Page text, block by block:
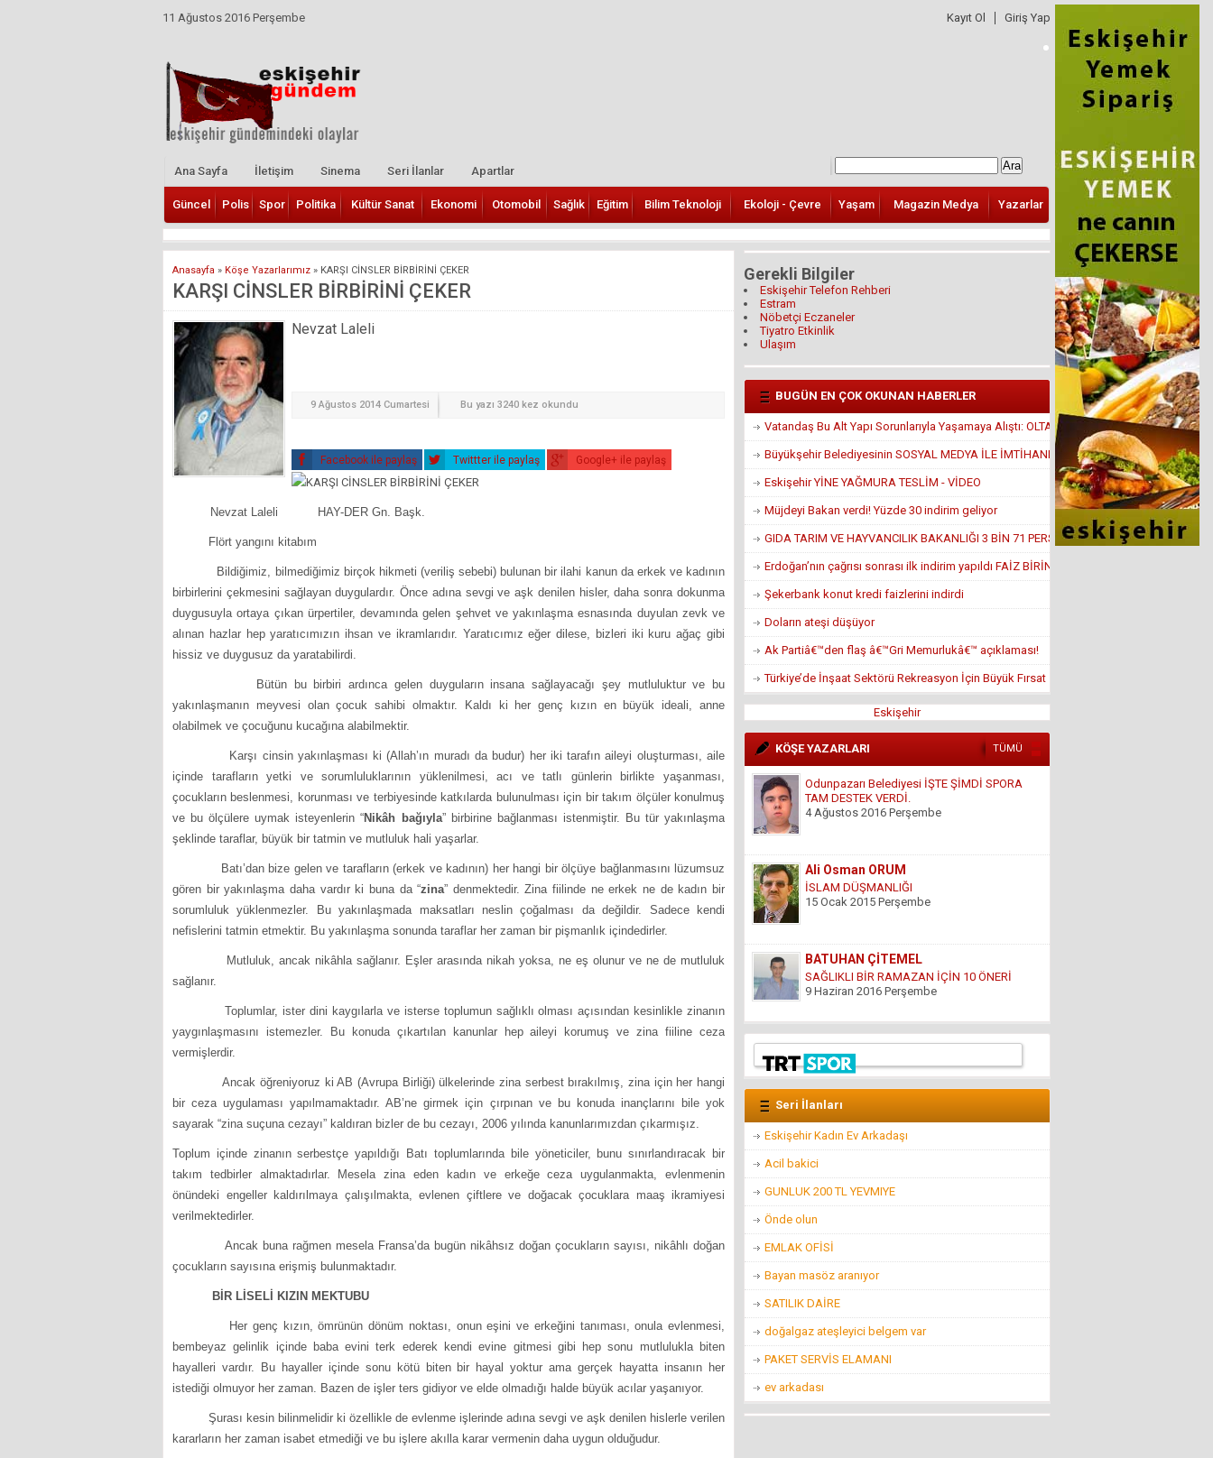
11 Ağustos 2016 Perşembe Kayıt Ol Giriş Yap
Ana Sayfa İletişim Sinema Seri İlanlar Apartlar
Güncel Polis Spor Politika Kültür Sanat Ekonomi Otomobil Sağlık Eğitim Bilim Teknoloji Ekoloji - Çevre Yaşam Magazin Medya Yazarlar
Anasayfa » Köşe Yazarlarımız » KARŞI CİNSLER BİRBİRİNİ ÇEKER
KARŞI CİNSLER BİRBİRİNİ ÇEKER
Nevzat Laleli
9 Ağustos 2014 Cumartesi Bu yazı 3240 kez okundu
Facebook ile paylaş Twittter ile paylaş Google+ ile paylaş
Nevzat Laleli HAY-DER Gn. Başk.
Flört yangını kitabım
Bildiğimiz, bilmediğimiz birçok hikmeti (veriliş sebebi) bulunan bir ilahi kanun da erkek ve kadının
birbirlerini çekmesini sağlayan duygulardır. Önce adına sevgi ve aşk denilen hisler, daha sonra dokunma
duygusuyla ortaya çıkan ürpertiler, devamında gelen şehvet ve yakınlaşma esnasında duyulan zevk ve
alınan hazlar hep yaratıcımızın ihsan ve ikramlarıdır. Yaratıcımız eğer dilese, bizleri iki kuru ağaç gibi
hissiz ve duygusuz da yaratabilirdi.
Bütün bu birbiri ardınca gelen duyguların insana sağlayacağı şey mutluluktur ve bu
yakınlaşmanın meyvesi olan çocuk sahibi olmaktır. Kaldı ki her genç kızın en büyük ideali, anne
olabilmek ve çocuğunu kucağına alabilmektir.
Karşı cinsin yakınlaşması ki (Allah’ın muradı da budur) her iki tarafın aileyi oluşturması, aile
içinde tarafların yetki ve sorumluluklarının yüklenilmesi, acı ve tatlı günlerin birlikte yaşanması,
çocukların beslenmesi, korunması ve terbiyesinde katkılarda bulunulması için bir takım ölçüler konulmuş
ve bu ölçülere uymak isteyenlerin “Nikâh bağıyla” birbirine bağlanması istenmiştir. Bu tür yakınlaşma
şeklinde taraflar, büyük bir tatmin ve mutluluk hali yaşarlar.
Batı’dan bize gelen ve tarafların (erkek ve kadının) her hangi bir ölçüye bağlanmasını lüzumsuz
gören bir yakınlaşma daha vardır ki buna da “zina” denmektedir. Zina fiilinde ne erkek ne de kadın bir
sorumluluk yüklenmezler. Bu yakınlaşmada maksatları neslin çoğalması da değildir. Sadece kendi
nefislerini tatmin etmektir. Bu yakınlaşma sonunda taraflar her zaman bir pişmanlık içindedirler.
Mutluluk, ancak nikâhla sağlanır. Eşler arasında nikah yoksa, ne eş olunur ve ne de mutluluk
sağlanır.
Toplumlar, ister dini kaygılarla ve isterse toplumun sağlıklı olması açısından kesinlikle zinanın
yaygınlaşmasını istemezler. Bu konuda çıkartılan kanunlar hep aileyi korumuş ve zina fiiline ceza
vermişlerdir.
Ancak öğreniyoruz ki AB (Avrupa Birliği) ülkelerinde zina serbest bırakılmış, zina için her hangi
bir ceza uygulaması yapılmamaktadır. AB’ne girmek için çırpınan ve bu konuda inançlarını bile yok
sayarak “zina suçuna cezayı” kaldıran bizler de bu cezayı, 2006 yılında kanunlarımızdan çıkarmışız.
Toplum içinde zinanın serbestçe yapıldığı Batı toplumlarında bile yöneticiler, bunu sınırlandıracak bir
takım tedbirler almaktadırlar. Mesela zina eden kadın ve erkeğe ceza uygulanmakta, evlenmenin
önündeki engeller kaldırılmaya çalışılmakta, evlenen çiftlere ve doğacak çocuklara maaş ikramiyesi
verilmektedirler.
Ancak buna rağmen mesela Fransa’da bugün nikâhsız doğan çocukların sayısı, nikâhlı doğan
çocukların sayısına erişmiş bulunmaktadır.
BİR LİSELİ KIZIN MEKTUBU
Her genç kızın, ömrünün dönüm noktası, onun eşini ve erkeğini tanıması, onula evlenmesi,
bembeyaz gelinlik içinde baba evini terk ederek kendi evine gitmesi gibi hep sonu mutlulukla biten
hayalleri vardır. Bu hayaller içinde sonu kötü biten bir hayal yoktur ama gerçek hayatta insanın her
istediği olmuyor her zaman. Bazen de işler ters gidiyor ve elde olmadığı halde büyük acılar yaşanıyor.
Şurası kesin bilinmelidir ki özellikle de evlenme işlerinde adına sevgi ve aşk denilen hislerle verilen
kararların her zaman isabet etmediği ve bu işlere akılla karar vermenin daha uygun olduğudur.
Gerekli Bilgiler
Eskişehir Telefon Rehberi
Estram
Nöbetçi Eczaneler
Tiyatro Etkinlik
Ulaşım
BUGÜN EN ÇOK OKUNAN HABERLER
Vatandaş Bu Alt Yapı Sorunlarıyla Yaşamaya Alıştı: OLTA ATTILAR
Büyükşehir Belediyesinin SOSYAL MEDYA İLE İMTİHANI
Eskişehir YİNE YAĞMURA TESLİM - VİDEO
Müjdeyi Bakan verdi! Yüzde 30 indirim geliyor
GIDA TARIM VE HAYVANCILIK BAKANLIĞI 3 BİN 71 PERSONEL ALACAK!
Erdoğan’nın çağrısı sonrası ilk indirim yapıldı FAİZ BİRİN ALTINDA
Şekerbank konut kredi faizlerini indirdi
Doların ateşi düşüyor
Ak Partiâ€™den flaş â€™Gri Memurlukâ€™ açıklaması!
Türkiye’de İnşaat Sektörü Rekreasyon İçin Büyük Fırsat
Eskişehir
KÖŞE YAZARLARI TÜMÜ
Ali Osman ORUM
İSLAM DÜŞMANLIĞI
15 Ocak 2015 Perşembe
BATUHAN ÇİTEMEL
SAĞLIKLI BİR RAMAZAN İÇİN 10 ÖNERİ
9 Haziran 2016 Perşembe
GÜNDOĞDU YILDIRIM
ÇARESİZLİK
9 Haziran 2016 Perşembe
Hüseyin DÜŞ
İlkyardımcılara kim yardım edecek!..
8 Nisan 2016 Cuma
Hüseyin GÜVEN
BİR ŞEY ANCAK DEĞERİNİ BİLENİN YANINDA
KIYMETLİDİR...
Konuk Yazar
Belediyeyi hesap uzmanı yönetiyor ama balık
istifi tramvay zarar ediyor!
19 Haziran 2016 Pazar
Mehmet KIZILKAYA
İnsanlığın Bitiş Noktası “Öldürmek!”
11 Ağustos 2016 Perşembe
Mehti Saraç
Seri İlanları
Eskişehir Kadın Ev Arkadaşı
Acil bakici
GUNLUK 200 TL YEVMIYE
Önde olun
EMLAK OFİSİ
Bayan masöz aranıyor
SATILIK DAİRE
doğalgaz ateşleyici belgem var
PAKET SERVİS ELAMANI
ev arkadası